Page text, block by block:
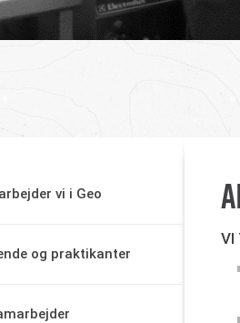
vi i Geo
og praktikanter
VI